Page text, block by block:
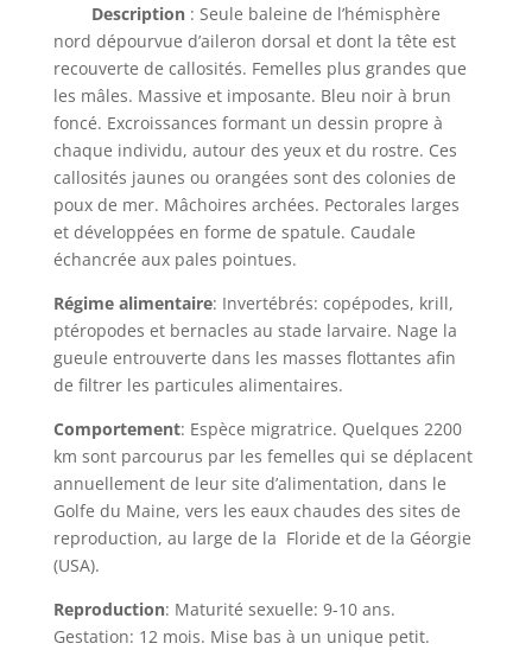
Description : Seule baleine de l’hémisphère
nord dépourvue d’aileron dorsal et dont la tête est
recouverte de callosités. Femelles plus grandes que
les mâles. Massive et imposante. Bleu noir à brun
foncé. Excroissances formant un dessin propre à
chaque individu, autour des yeux et du rostre. Ces
callosités jaunes ou orangées sont des colonies de
poux de mer. Mâchoires archées. Pectorales larges
et développées en forme de spatule. Caudale
échancrée aux pales pointues.
Régime alimentaire: Invertébrés: copépodes, krill,
ptéropodes et bernacles au stade larvaire. Nage la
gueule entrouverte dans les masses flottantes afin
de filtrer les particules alimentaires.
Comportement: Espèce migratrice. Quelques 2200
km sont parcourus par les femelles qui se déplacent
annuellement de leur site d’alimentation, dans le
Golfe du Maine, vers les eaux chaudes des sites de
reproduction, au large de la Floride et de la Géorgie
(USA).
Reproduction: Maturité sexuelle: 9-10 ans.
Gestation: 12 mois. Mise bas à un unique petit.